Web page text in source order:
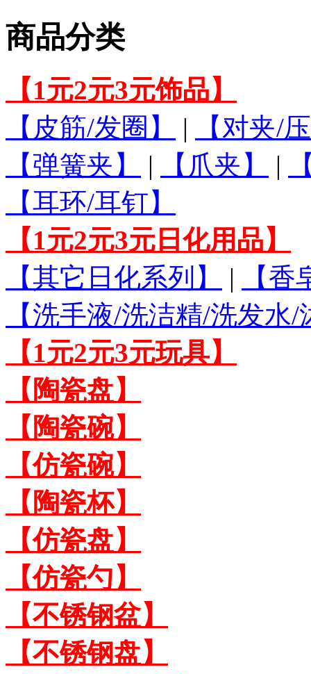
商品分类
【1元2元3元饰品】
【皮筋/发圈】
|
【对夹/
【弹簧夹】
| 【爪夹】 |
【耳环/耳钉】
【1元2元3元日化用品】
【其它日化系列】
|
【
【洗手液/洗洁精/洗发水
【1元2元3元玩具】
【陶瓷盘】
【陶瓷碗】
【仿瓷碗】
【陶瓷杯】
【仿瓷盘】
【仿瓷勺】
【不锈钢盆】
【不锈钢盘】